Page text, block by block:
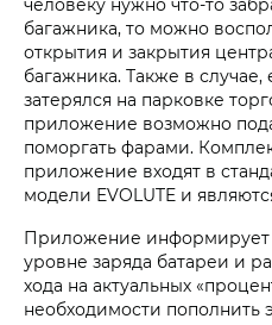
багажника, то можно
открытия и закрытия
багажника. Также в
затерялся на парковке
приложение возможно
поморгать фарами.
приложение входят в
модели EVOLUTE и
Приложение информирует
уровне заряда батареи и
хода на актуальных
необходимости пополнить